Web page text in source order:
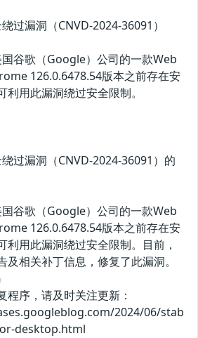
过漏洞（CNVD-2024-36091）
谷歌（Google）公司的一款Web
126.0.6478.54版本之前存在安
用此漏洞绕过安全限制。
过漏洞（CNVD-2024-36091）的
谷歌（Google）公司的一款Web
126.0.6478.54版本之前存在安
利用此漏洞绕过安全限制。目前，
相关补丁信息，修复了此漏洞。
程序，请及时关注更新：
2024/06/stab
desktop.html